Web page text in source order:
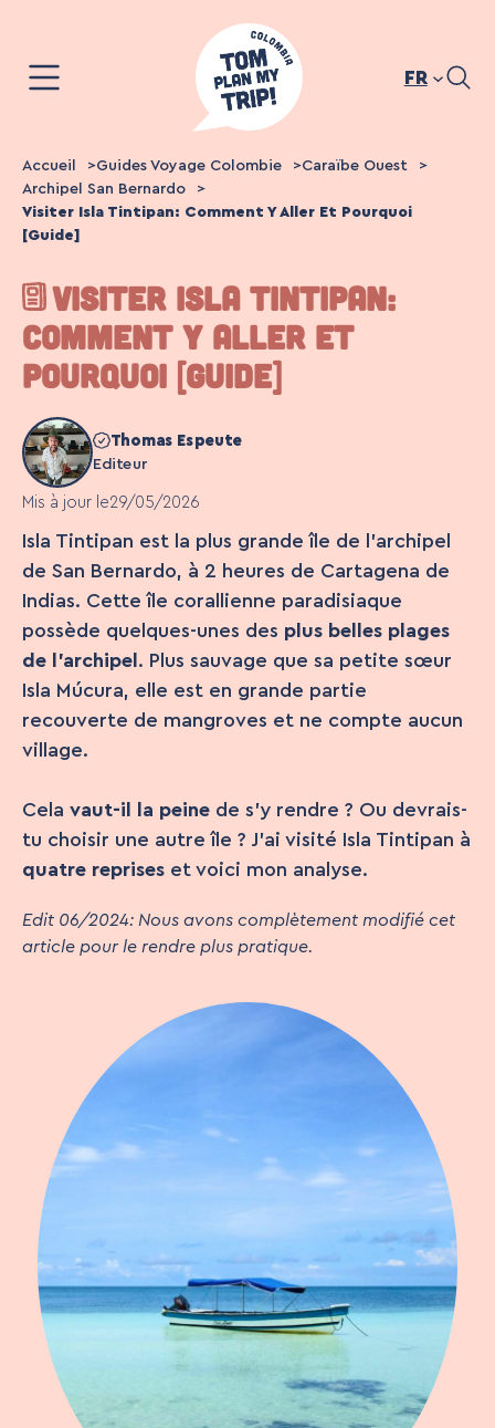
contenu
FR
Accueil Guides Voyage Colombie
Caraïbe Ouest
Archipel San Bernardo
Visiter Isla Tintipan: Comment Y Aller Et Pourquoi
[Guide]
VISITER ISLA TINTIPAN:
COMMENT Y ALLER ET
POURQUOI [GUIDE]
Thomas Espeute
Editeur
Mis à jour le29/05/2026
Isla Tintipan est la plus grande île de l’archipel
de San Bernardo, à 2 heures de Cartagena de
Indias. Cette île corallienne paradisiaque
possède quelques-unes des plus belles plages
de l’archipel . Plus sauvage que sa petite sœur
Isla Múcura, elle est en grande partie
recouverte de mangroves et ne compte aucun
village.
Cela vaut-il la peine de s’y rendre ? Ou devrais-
tu choisir une autre île ? J’ai visité Isla Tintipan à
quatre reprises et voici mon analyse.
Edit 06/2024: Nous avons complètement modifié cet
article pour le rendre plus pratique.